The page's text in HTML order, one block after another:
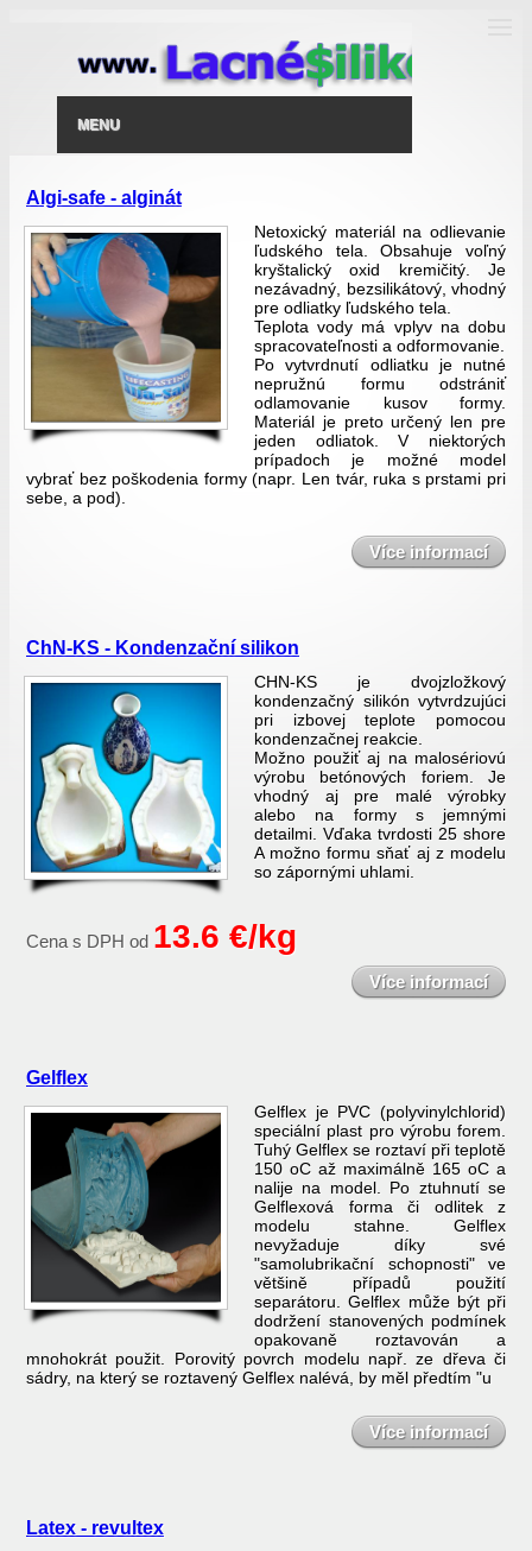
MENU
Algi-safe - alginát
Netoxický materiál na odlievanie
ľudského tela. Obsahuje voľný
kryštalický oxid kremičitý. Je
nezávadný, bezsilikátový, vhodný
pre odliatky ľudského tela.
Teplota vody má vplyv na dobu
spracovateľnosti a odformovanie.
Po vytvrdnutí odliatku je nutné
nepružnú formu odstrániť
odlamovanie kusov formy.
Materiál je preto určený len pre
jeden odliatok. V niektorých
prípadoch je možné model
vybrať bez poškodenia formy (napr. Len tvár, ruka s prstami pri
sebe, a pod).
Více informací
ChN-KS - Kondenzační silikon
CHN-KS je dvojzložkový
kondenzačný silikón vytvrdzujúci
pri izbovej teplote pomocou
kondenzačnej reakcie.
Možno použiť aj na malosériovú
výrobu betónových foriem. Je
vhodný aj pre malé výrobky
alebo na formy s jemnými
detailmi. Vďaka tvrdosti 25 shore
A možno formu sňať aj z modelu
so zápornými uhlami.
Cena s DPH od 13.6 €/kg
Více informací
Gelflex
Gelflex je PVC (polyvinylchlorid)
speciální plast pro výrobu forem.
Tuhý Gelflex se roztaví při teplotě
150 oC až maximálně 165 oC a
nalije na model. Po ztuhnutí se
Gelflexová forma či odlitek z
modelu stahne. Gelflex
nevyžaduje díky své
"samolubrikační schopnosti" ve
většině případů použití
separátoru. Gelflex může být při
dodržení stanovených podmínek
opakovaně roztavován a
mnohokrát použit. Porovitý povrch modelu např. ze dřeva či
sádry, na který se roztavený Gelflex nalévá, by měl předtím "u
Více informací
Latex - revultex